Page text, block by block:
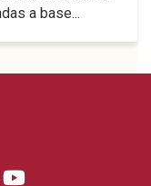
a base...